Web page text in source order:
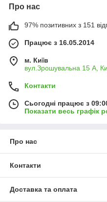
Про нас
97% позитивних з 151
Працює з 16.05.2014
м. Київ
вул.Зрошувальна 15 А,
Контакти
Сьогодні працює з
Показати весь графік
Про нас
Контакти
Доставка та оплата